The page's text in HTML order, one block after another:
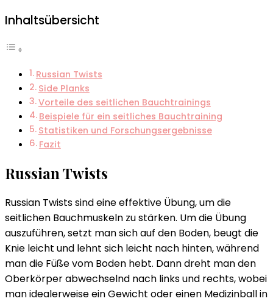
Inhaltsübersicht
Russian Twists
Side Planks
Vorteile des seitlichen Bauchtrainings
Beispiele für ein seitliches Bauchtraining
Statistiken und Forschungsergebnisse
Fazit
Russian Twists
Russian Twists sind eine effektive Übung, um die
seitlichen Bauchmuskeln zu stärken. Um die Übung
auszuführen, setzt man sich auf den Boden, beugt die
Knie leicht und lehnt sich leicht nach hinten, während
man die Füße vom Boden hebt. Dann dreht man den
Oberkörper abwechselnd nach links und rechts, wobei
man idealerweise ein Gewicht oder einen Medizinball in